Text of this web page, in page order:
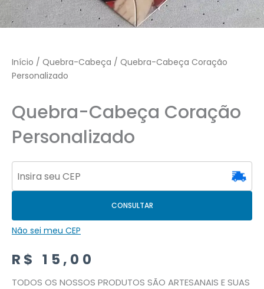
Início / Quebra-Cabeça / Quebra-Cabeça Coração
Personalizado
Quebra-Cabeça Coração
Personalizado
CONSULTAR
Não sei meu CEP
R$ 15,00
TODOS OS NOSSOS PRODUTOS SÃO ARTESANAIS E SUAS